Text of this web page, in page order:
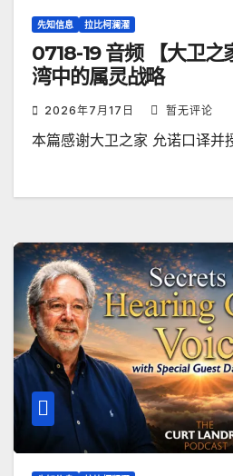
先知信息 拉比柯澜濯
0718-19 音频 【大卫之
湾中的属灵战略
2026年7月17日 暂无评论
本篇感谢大卫之家 允诺口译并